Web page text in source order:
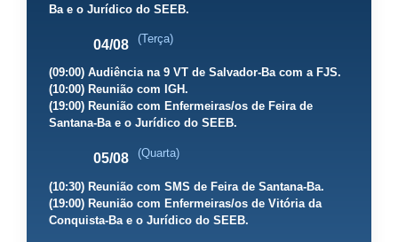
Ba e o Jurídico do SEEB.
04/08 (Terça)
(09:00) Audiência na 9 VT de Salvador-Ba com a FJS.
(10:00) Reunião com IGH.
(19:00) Reunião com Enfermeiras/os de Feira de
Santana-Ba e o Jurídico do SEEB.
05/08 (Quarta)
(10:30) Reunião com SMS de Feira de Santana-Ba.
(19:00) Reunião com Enfermeiras/os de Vitória da
Conquista-Ba e o Jurídico do SEEB.